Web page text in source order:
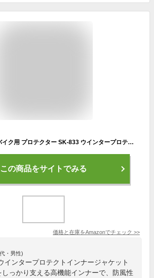
コミネ(KOMINE) バイク用 プロテクター SK-833 ウインタープロテクトインナージャケット Black L
この商品をサイトでみる
価格と在庫をAmazonでチェック >>
・男性)
インタープロテクトインナージャケット
っかり支える高機能インナーで、防風性